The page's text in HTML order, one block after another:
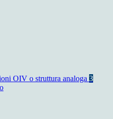
OIV o struttura analoga 3